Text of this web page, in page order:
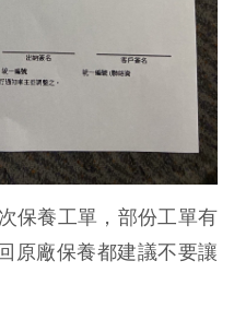
保養工單，部份工單有
原廠保養都建議不要讓